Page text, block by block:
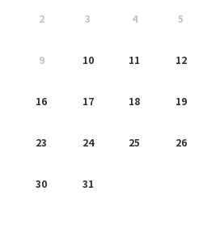
2 3 4 5
9 10 11 12
16 17 18 19
23 24 25 26
30 31